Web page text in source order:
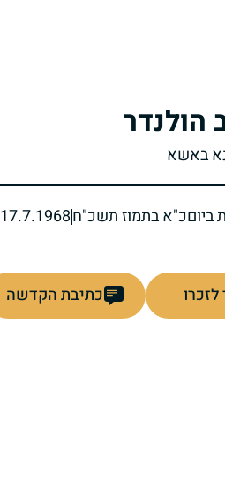
הולנדר
באשא
ביוםכ"א בתמוז תשכ"ח17.7.1968
כתיבת הקדשה